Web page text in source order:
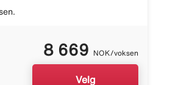
8 669 NOK/voksen
Velg